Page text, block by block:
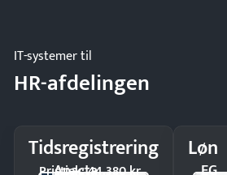
IT-systemer til
HR-afdelingen
Tidsregistrering Løn